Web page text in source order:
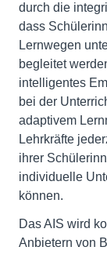
durch die
dass
Lernwegen
begleitet
intelligentes
bei der
adaptivem
Lehrkräfte
ihrer
individuelle
können.
Das AIS wird
Anbietern von